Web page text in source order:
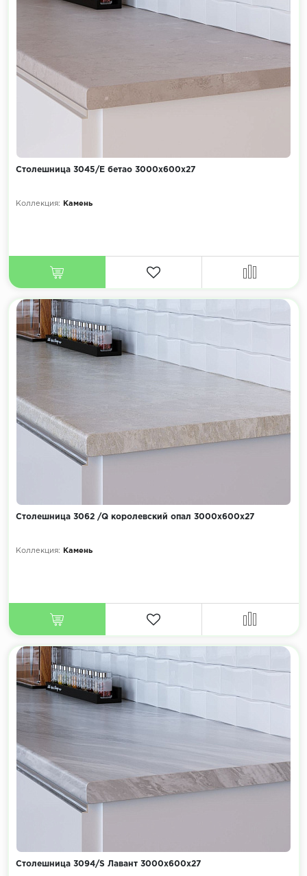
Столешница 3045/Е бетао 3000х600х27
Коллекция: Камень
Столешница 3062 /Q королевский опал 3000х600х27
Коллекция: Камень
Столешница 3094/S Лавант 3000х600х27